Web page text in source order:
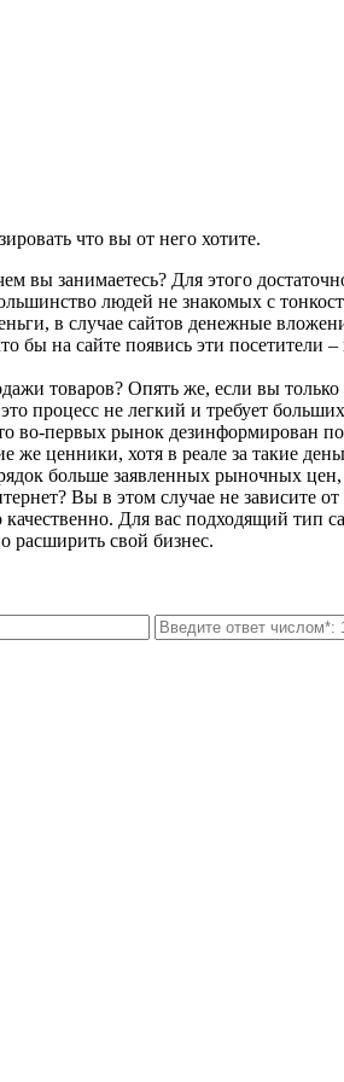
что вы от него хотите.
вы занимаетесь? Для этого
людей не знакомых с
в случае сайтов денежные
бы на сайте появись эти
товаров? Опять же, если вы
процесс не легкий и требует
во-первых рынок дезинформирован
ценники, хотя в реале за такие
больше заявленных рыночных
Вы в этом случае не зависите
Для вас подходящий тип
расширить свой бизнес.